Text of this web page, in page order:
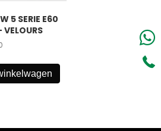
5 SERIE E60